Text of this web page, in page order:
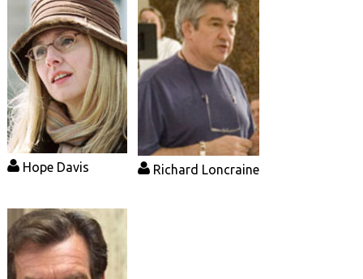
Hope Davis Richard Loncraine